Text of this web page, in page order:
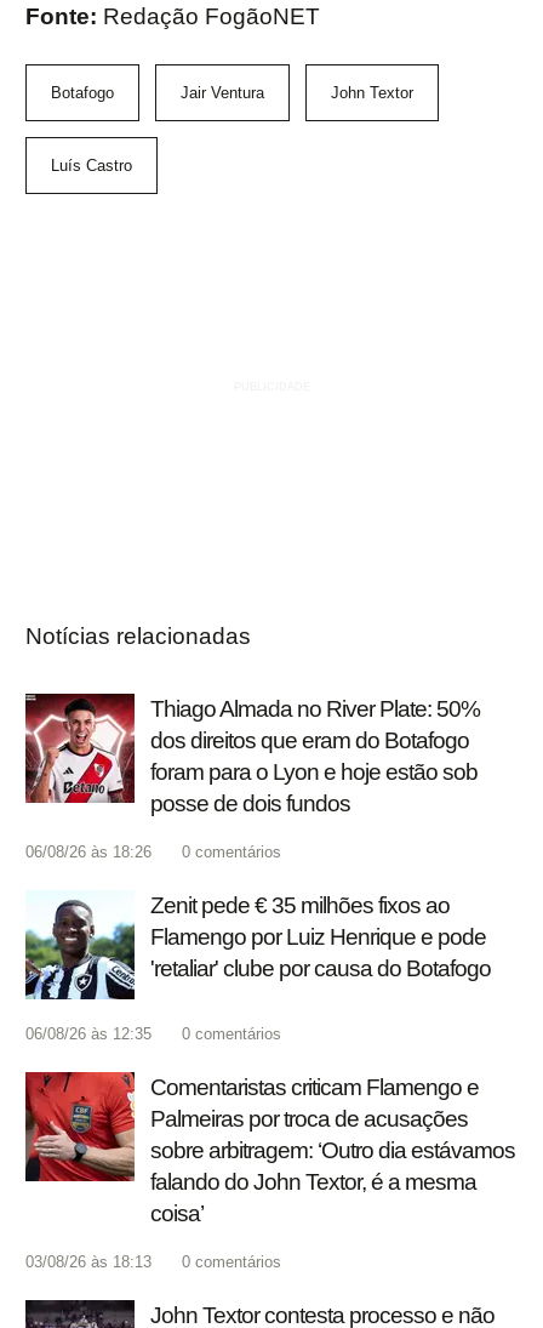
Fonte: Redação FogãoNET
Botafogo Jair Ventura John Textor
Luís Castro
Notícias relacionadas
Thiago Almada no River Plate: 50%
dos direitos que eram do Botafogo
foram para o Lyon e hoje estão sob
posse de dois fundos
06/08/26 às 18:26 0 comentários
Zenit pede € 35 milhões fixos ao
Flamengo por Luiz Henrique e pode
'retaliar' clube por causa do Botafogo
06/08/26 às 12:35 0 comentários
Comentaristas criticam Flamengo e
Palmeiras por troca de acusações
sobre arbitragem: ‘Outro dia estávamos
falando do John Textor, é a mesma
coisa’
03/08/26 às 18:13 0 comentários
John Textor contesta processo e não